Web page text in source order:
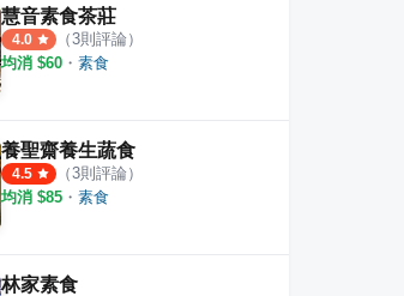
慧音素食茶莊
4.0 （3則評論）
均消 $60 ・ 素食
養聖齋養生蔬食
4.5 （3則評論）
均消 $85 ・ 素食
林家素食